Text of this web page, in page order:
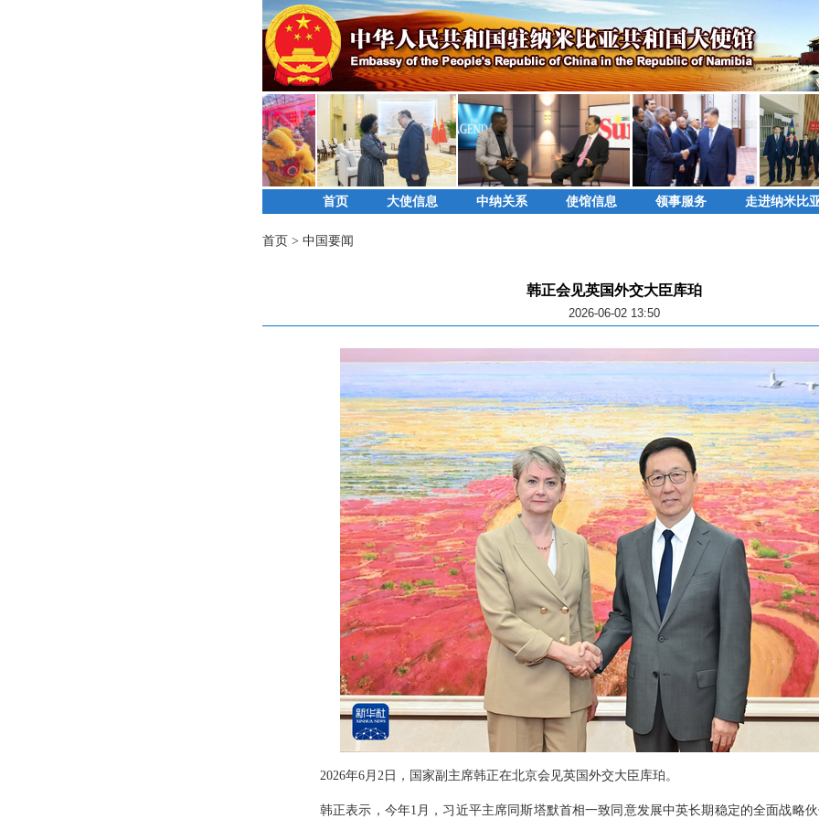
首页 大使信息 中纳关系 使馆信息 领事服务 走进纳米比
首页 > 中国要闻
韩正会见英国外交大臣库珀
2026-06-02 13:50
2026年6月2日，国家副主席韩正在北京会见英国外交大臣库珀。
韩正表示，今年1月，习近平主席同斯塔默首相一致同意发展中英长期稳定的全面战略